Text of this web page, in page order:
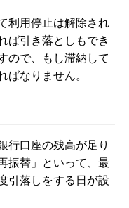
利用停止は解除され
ば引き落としもでき
ので、もし滞納して
ばなりません。
行口座の残高が足り
振替」といって、最
引落しをする日が設